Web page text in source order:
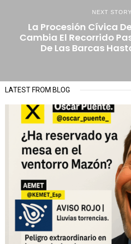
NEXT STORY
La Procesión Cívica
Cambia El Recorrido
De Las Barcas
LATEST FROM BLOG